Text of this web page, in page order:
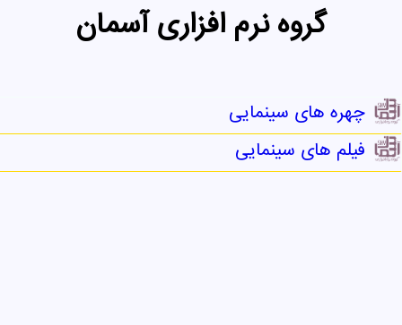
گروه نرم افزاری آسمان
چهره های سینمایی
فیلم های سینمایی